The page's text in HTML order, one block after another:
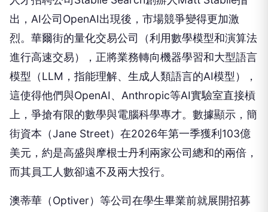
出，AI公司OpenAI出現後，市場競爭變得更加激
烈。華爾街的量化交易公司（利用數學模型和演算法
進行高速交易），正將業務轉向機器學習和大型語言
模型（LLM，指能理解、生成人類語言的AI模型），
這使得他們與OpenAI、Anthropic等AI實驗室直接槓
上，爭搶有限的數學與電腦科學專才。數據顯示，簡
街資本（Jane Street）在2026年第一季獲利103億
美元，約是高盛與摩根士丹利兩家公司總和的兩倍，
而其員工人數卻遠不及兩大投行。
澳蒂華（Optiver）等公司在學生畢業前就展開招募